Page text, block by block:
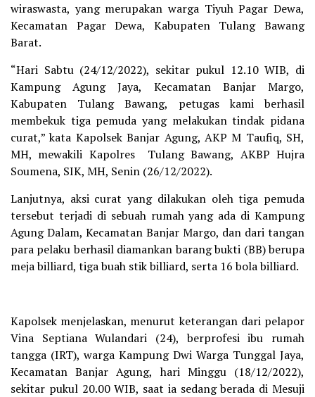
wiraswasta, yang merupakan warga Tiyuh Pagar Dewa,
Kecamatan Pagar Dewa, Kabupaten Tulang Bawang
Barat.
“Hari Sabtu (24/12/2022), sekitar pukul 12.10 WIB, di
Kampung Agung Jaya, Kecamatan Banjar Margo,
Kabupaten Tulang Bawang, petugas kami berhasil
membekuk tiga pemuda yang melakukan tindak pidana
curat,” kata Kapolsek Banjar Agung, AKP M Taufiq, SH,
MH, mewakili Kapolres Tulang Bawang, AKBP Hujra
Soumena, SIK, MH, Senin (26/12/2022).
Lanjutnya, aksi curat yang dilakukan oleh tiga pemuda
tersebut terjadi di sebuah rumah yang ada di Kampung
Agung Dalam, Kecamatan Banjar Margo, dan dari tangan
para pelaku berhasil diamankan barang bukti (BB) berupa
meja billiard, tiga buah stik billiard, serta 16 bola billiard.
Kapolsek menjelaskan, menurut keterangan dari pelapor
Vina Septiana Wulandari (24), berprofesi ibu rumah
tangga (IRT), warga Kampung Dwi Warga Tunggal Jaya,
Kecamatan Banjar Agung, hari Minggu (18/12/2022),
sekitar pukul 20.00 WIB, saat ia sedang berada di Mesuji